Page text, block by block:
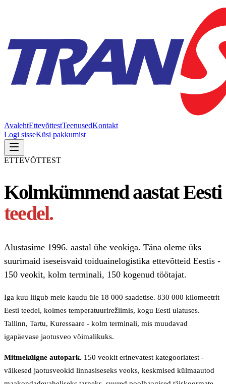
AvalehtEttevõttestTeenusedKontakt
Logi sisseKüsi pakkumist
ETTEVÕTTEST
Kolmkümmend aastat Eesti
teedel.
Alustasime 1996. aastal ühe veokiga. Täna oleme üks
suurimaid iseseisvaid toiduainelogistika ettevõtteid Eestis -
150 veokit, kolm terminali, 150 kogenud töötajat.
Iga kuu liigub meie kaudu üle 18 000 saadetise. 830 000 kilomeetrit
Eesti teedel, kolmes temperatuurirežiimis, kogu Eesti ulatuses.
Tallinn, Tartu, Kuressaare - kolm terminali, mis muudavad
igapäevase jaotusveo võimalikuks.
Mitmekülgne autopark. 150 veokit erinevatest kategooriatest -
väikesed jaotusveokid linnasiseseks veoks, keskmised külmaautod